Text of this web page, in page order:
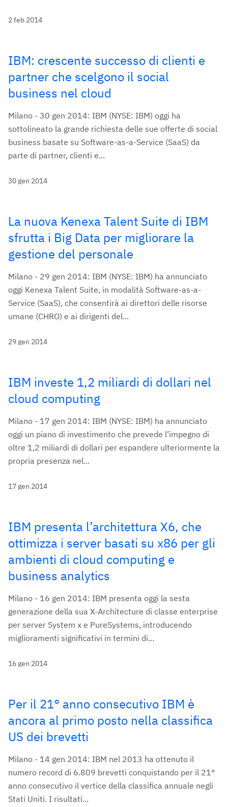
2 feb 2014
IBM: crescente successo di clienti e
partner che scelgono il social
business nel cloud
Milano - 30 gen 2014: IBM (NYSE: IBM) oggi ha
sottolineato la grande richiesta delle sue offerte di social
business basate su Software-as-a-Service (SaaS) da
parte di partner, clienti e...
30 gen 2014
La nuova Kenexa Talent Suite di IBM
sfrutta i Big Data per migliorare la
gestione del personale
Milano - 29 gen 2014: IBM (NYSE: IBM) ha annunciato
oggi Kenexa Talent Suite, in modalità Software-as-a-
Service (SaaS), che consentirà ai direttori delle risorse
umane (CHRO) e ai dirigenti del...
29 gen 2014
IBM investe 1,2 miliardi di dollari nel
cloud computing
Milano - 17 gen 2014: IBM (NYSE: IBM) ha annunciato
oggi un piano di investimento che prevede l’impegno di
oltre 1,2 miliardi di dollari per espandere ulteriormente la
propria presenza nel...
17 gen 2014
IBM presenta l’architettura X6, che
ottimizza i server basati su x86 per gli
ambienti di cloud computing e
business analytics
Milano - 16 gen 2014: IBM presenta oggi la sesta
generazione della sua X-Architecture di classe enterprise
per server System x e PureSystems, introducendo
miglioramenti significativi in termini di...
16 gen 2014
Per il 21° anno consecutivo IBM è
ancora al primo posto nella classifica
US dei brevetti
Milano - 14 gen 2014: IBM nel 2013 ha ottenuto il
numero record di 6.809 brevetti conquistando per il 21°
anno consecutivo il vertice della classifica annuale negli
Stati Uniti. I risultati...